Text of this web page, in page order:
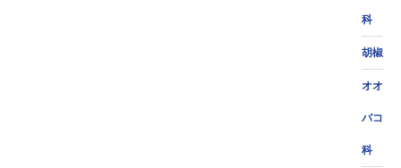
科
胡椒
オオ
バコ
科